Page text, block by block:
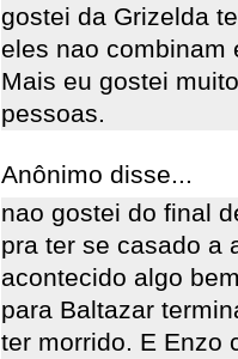
gostei da Grizelda
eles nao combinam
Mais eu gostei
pessoas.
Anônimo disse...
nao gostei do final
pra ter se casado a
acontecido algo
para Baltazar
ter morrido. E Enzo